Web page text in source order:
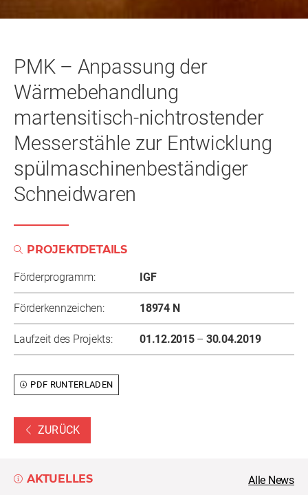
PMK – Anpassung der
Wärmebehandlung
martensitisch-nichtrostender
Messerstähle zur Entwicklung
spülmaschinenbeständiger
Schneidwaren
PROJEKTDETAILS
Förderprogramm: IGF
Förderkennzeichen: 18974 N
Laufzeit des Projekts: 01.12.2015– 30.04.2019
PDF RUNTERLADEN
ZURÜCK
AKTUELLES Alle News